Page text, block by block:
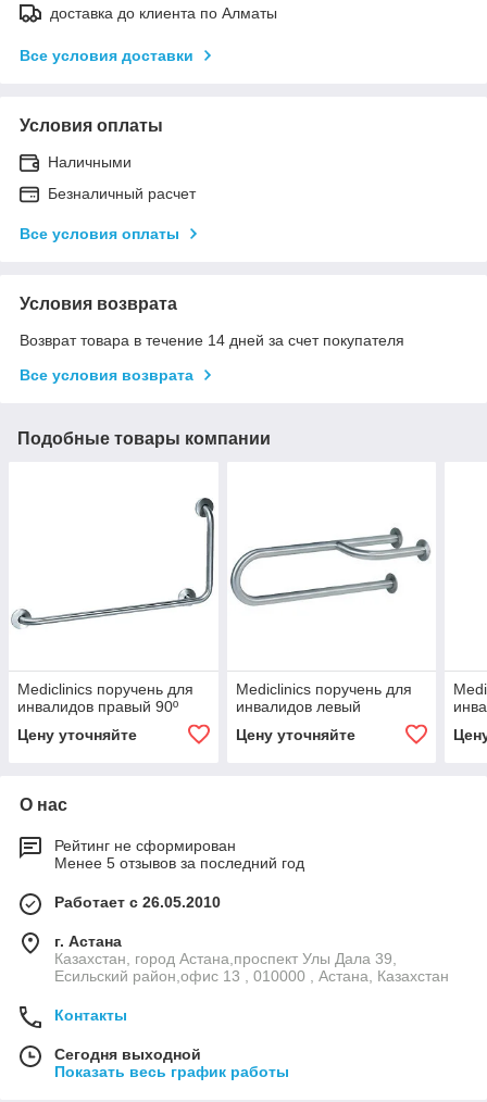
доставка до клиента по Алматы
Все условия доставки
Условия оплаты
Наличными
Безналичный расчет
Все условия оплаты
Условия возврата
Возврат товара в течение 14 дней за счет покупателя
Все условия возврата
Подобные товары компании
Mediclinics поручень для
инвалидов правый 90º
Цену уточняйте
Mediclinics поручень для
инвалидов левый
Цену уточняйте
О нас
Рейтинг не сформирован
Менее 5 отзывов за последний год
Работает с 26.05.2010
г. Астана
Казахстан, город Астана,проспект Улы Дала 39,
Есильский район,офис 13 , 010000 , Астана, Казахстан
Контакты
Сегодня выходной
Показать весь график работы